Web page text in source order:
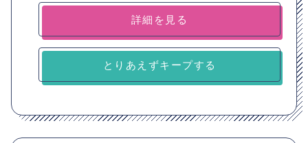
詳細を見る
とりあえずキープする